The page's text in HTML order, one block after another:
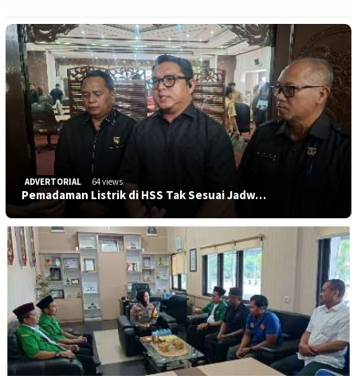
ADVERTORIAL 64 views
Pemadaman Listrik di HSS Tak Sesuai Jadw…